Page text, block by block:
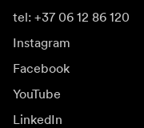
tel: +37 06 12 86 120
Instagram
Facebook
YouTube
LinkedIn